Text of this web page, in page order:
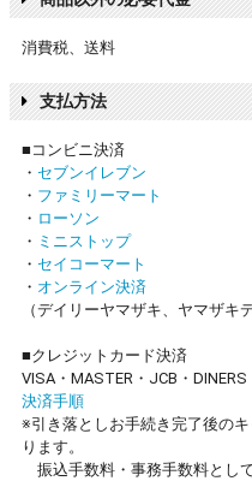
消費税、送料
支払方法
■コンビニ決済
・ セブンイレブン
・ ファミリーマート
・ ローソン
・ ミニストップ
・ セイコーマート
・ オンライン決済
（デイリーヤマザキ、ヤマザキ
■クレジットカード決済
VISA・MASTER・JCB・DINERS
決済手順
※引き落としお手続き完了後の
ります。
振込手数料・事務手数料とし